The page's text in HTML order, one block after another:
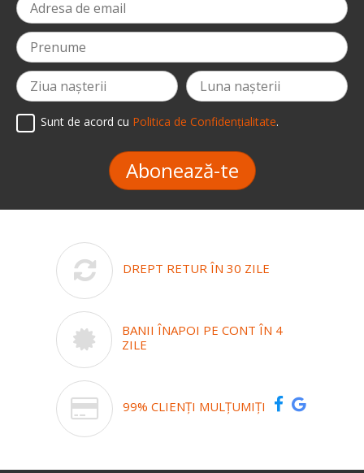
Sunt de acord cu Politica de Confidențialitate.
Abonează-te
DREPT RETUR ÎN 30 ZILE
BANII ÎNAPOI PE CONT ÎN 4
ZILE
99% CLIENȚI MULȚUMIȚI